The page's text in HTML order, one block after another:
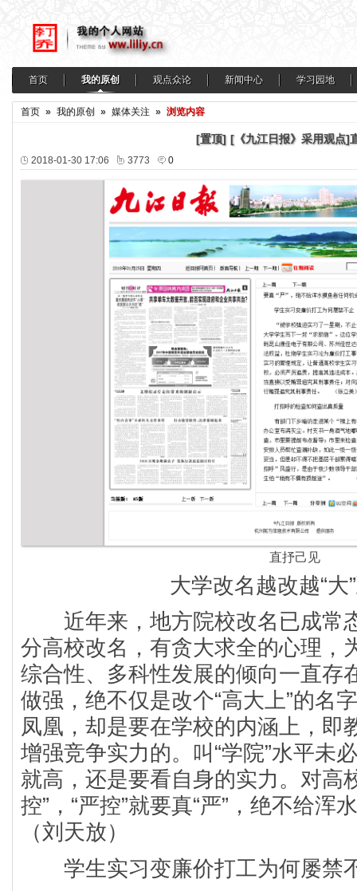
首页 我的原创 观点众论 新闻中心 学习园地
首页 » 我的原创 » 媒体关注 » 浏览内容
[置顶] [《九江日报》采用观点]
2018-01-30 17:06 3773 0
直抒己见
大学改名越改越“大”
近年来，地方院校改名已成常
分高校改名，有贪大求全的心理，
综合性、多科性发展的倾向一直存
做强，绝不仅是改个“高大上”的名
凤凰，却是要在学校的内涵上，即
增强竞争实力的。叫“学院”水平未
就高，还是要看自身的实力。对高
控”，“严控”就要真“严”，绝不给浑
（刘天放）
学生实习变廉价打工为何屡禁